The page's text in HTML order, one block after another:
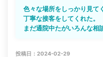
色々な場所をしっかり見て
丁寧な接客をしてくれた。
まだ通院中たがいろんな相
投稿日：2024-02-29